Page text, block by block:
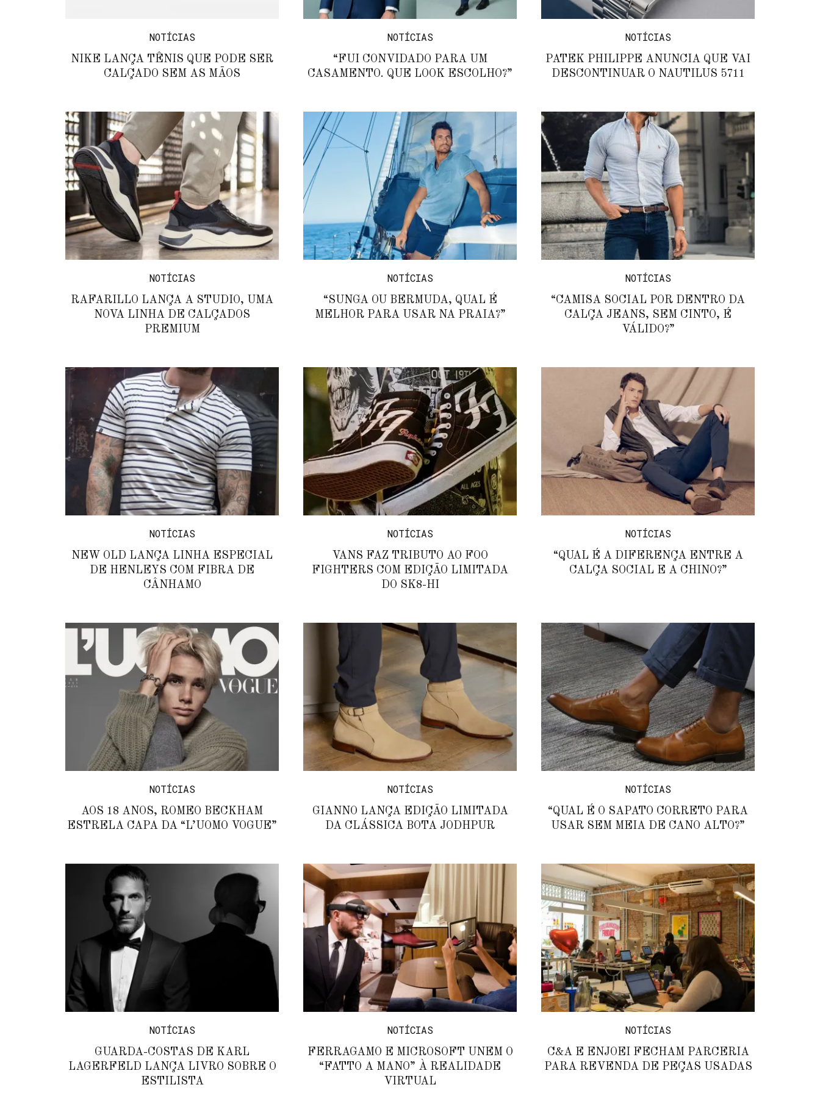
NOTÍCIAS
NIKE LANÇA TÊNIS QUE PODE SER
CALÇADO SEM AS MÃOS
NOTÍCIAS
“FUI CONVIDADO PARA UM
CASAMENTO. QUE LOOK ESCOLHO?”
NOTÍCIAS
PATEK PHILIPPE ANUNCIA QUE VAI
DESCONTINUAR O NAUTILUS 5711
NOTÍCIAS
RAFARILLO LANÇA A STUDIO, UMA
NOVA LINHA DE CALÇADOS
PREMIUM
NOTÍCIAS
“SUNGA OU BERMUDA, QUAL É
MELHOR PARA USAR NA PRAIA?”
NOTÍCIAS
“CAMISA SOCIAL POR DENTRO DA
CALÇA JEANS, SEM CINTO, É
VÁLIDO?”
NOTÍCIAS
NEW OLD LANÇA LINHA ESPECIAL
DE HENLEYS COM FIBRA DE
CÂNHAMO
NOTÍCIAS
VANS FAZ TRIBUTO AO FOO
FIGHTERS COM EDIÇÃO LIMITADA
DO SK8-HI
NOTÍCIAS
“QUAL É A DIFERENÇA ENTRE A
CALÇA SOCIAL E A CHINO?”
NOTÍCIAS
AOS 18 ANOS, ROMEO BECKHAM
ESTRELA CAPA DA “L’UOMO VOGUE”
NOTÍCIAS
GIANNO LANÇA EDIÇÃO LIMITADA
DA CLÁSSICA BOTA JODHPUR
NOTÍCIAS
“QUAL É O SAPATO CORRETO PARA
USAR SEM MEIA DE CANO ALTO?”
NOTÍCIAS
GUARDA-COSTAS DE KARL
LAGERFELD LANÇA LIVRO SOBRE O
ESTILISTA
NOTÍCIAS
FERRAGAMO E MICROSOFT UNEM O
“FATTO A MANO” À REALIDADE
VIRTUAL
NOTÍCIAS
C&A E ENJOEI FECHAM PARCERIA
PARA REVENDA DE PEÇAS USADAS